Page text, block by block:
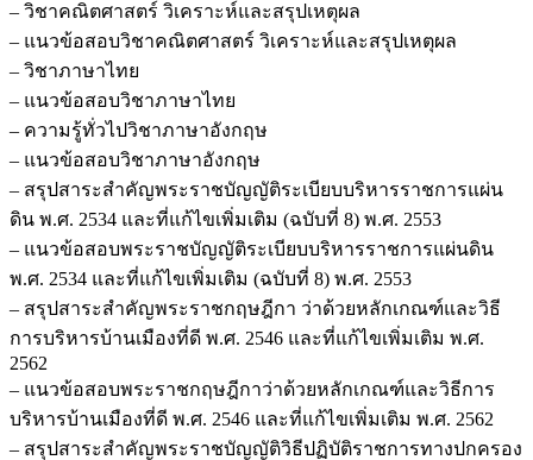
– วิชาคณิตศาสตร์ วิเคราะห์และสรุปเหตุผล
– แนวข้อสอบวิชาคณิตศาสตร์ วิเคราะห์และสรุปเหตุผล
– วิชาภาษาไทย
– แนวข้อสอบวิชาภาษาไทย
– ความรู้ทั่วไปวิชาภาษาอังกฤษ
– แนวข้อสอบวิชาภาษาอังกฤษ
– สรุปสาระสำคัญพระราชบัญญัติระเบียบบริหารราชการแผ่น
ดิน พ.ศ. 2534 และที่แก้ไขเพิ่มเติม (ฉบับที่ 8) พ.ศ. 2553
– แนวข้อสอบพระราชบัญญัติระเบียบบริหารราชการแผ่นดิน
พ.ศ. 2534 และที่แก้ไขเพิ่มเติม (ฉบับที่ 8) พ.ศ. 2553
– สรุปสาระสำคัญพระราชกฤษฎีกา ว่าด้วยหลักเกณฑ์และวิธี
การบริหารบ้านเมืองที่ดี พ.ศ. 2546 และที่แก้ไขเพิ่มเติม พ.ศ.
2562
– แนวข้อสอบพระราชกฤษฎีกาว่าด้วยหลักเกณฑ์และวิธีการ
บริหารบ้านเมืองที่ดี พ.ศ. 2546 และที่แก้ไขเพิ่มเติม พ.ศ. 2562
– สรุปสาระสำคัญพระราชบัญญัติวิธีปฏิบัติราชการทางปกครอง